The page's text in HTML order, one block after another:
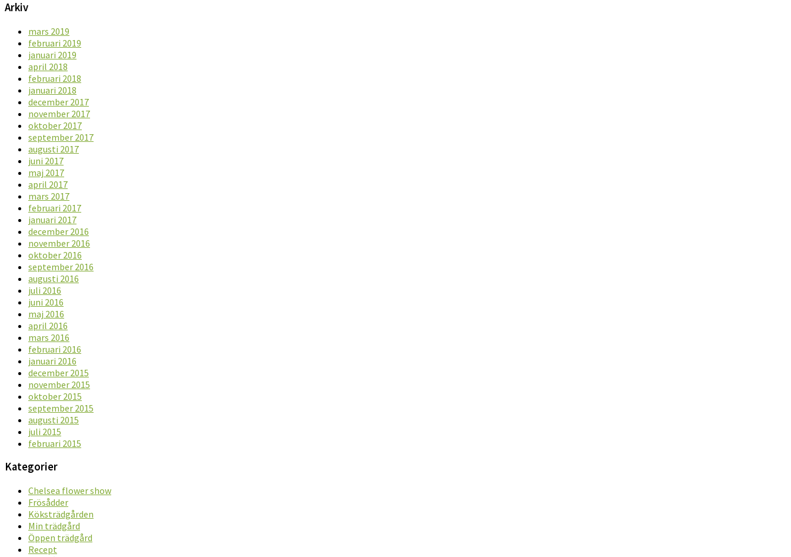
Arkiv
mars 2019
februari 2019
januari 2019
april 2018
februari 2018
januari 2018
december 2017
november 2017
oktober 2017
september 2017
augusti 2017
juni 2017
maj 2017
april 2017
mars 2017
februari 2017
januari 2017
december 2016
november 2016
oktober 2016
september 2016
augusti 2016
juli 2016
juni 2016
maj 2016
april 2016
mars 2016
februari 2016
januari 2016
december 2015
november 2015
oktober 2015
september 2015
augusti 2015
juli 2015
februari 2015
Kategorier
Chelsea flower show
Frösådder
Köksträdgården
Min trädgård
Öppen trädgård
Recept